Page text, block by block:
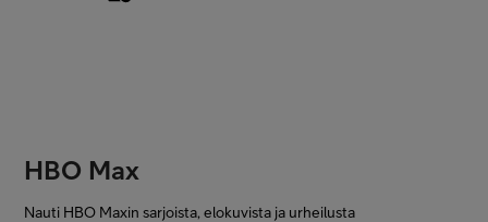
HBO Max
Nauti HBO Maxin sarjoista, elokuvista ja urheilusta